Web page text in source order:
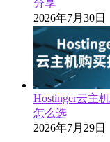
分享
2026年7月30日
Hostinger云主
怎么选
2026年7月29日